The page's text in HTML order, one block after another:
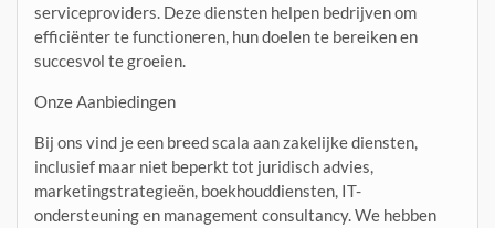
serviceproviders. Deze diensten helpen bedrijven om
efficiënter te functioneren, hun doelen te bereiken en
succesvol te groeien.
Onze Aanbiedingen
Bij ons vind je een breed scala aan zakelijke diensten,
inclusief maar niet beperkt tot juridisch advies,
marketingstrategieën, boekhouddiensten, IT-
ondersteuning en management consultancy. We hebben